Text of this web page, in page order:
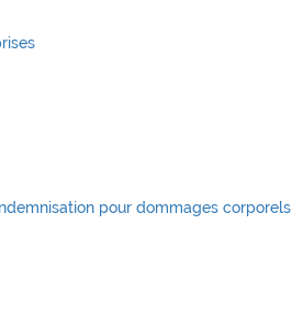
pour dommages corporels